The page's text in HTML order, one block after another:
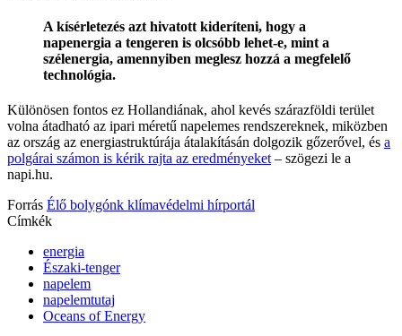
A kísérletezés azt hivatott kideríteni, hogy a
napenergia a tengeren is olcsóbb lehet-e, mint a
szélenergia, amennyiben meglesz hozzá a megfelelő
technológia.
Különösen fontos ez Hollandiának, ahol kevés szárazföldi terület
volna átadható az ipari méretű napelemes rendszereknek, miközben
az ország az energiastruktúrája átalakításán dolgozik gőzerővel, és a
polgárai számon is kérik rajta az eredményeket – szögezi le a
napi.hu.
Forrás Élő bolygónk klímavédelmi hírportál
Címkék
energia
Északi-tenger
napelem
napelemtutaj
Oceans of Energy